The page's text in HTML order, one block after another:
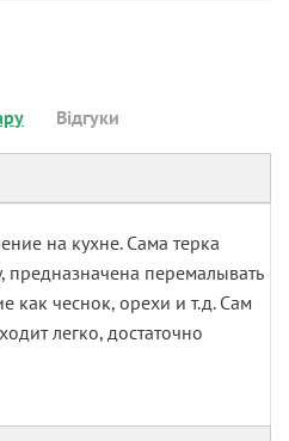
Відгуки
на кухне. Сама терка
предназначена перемалывать
как чеснок, орехи и т.д. Сам
легко, достаточно